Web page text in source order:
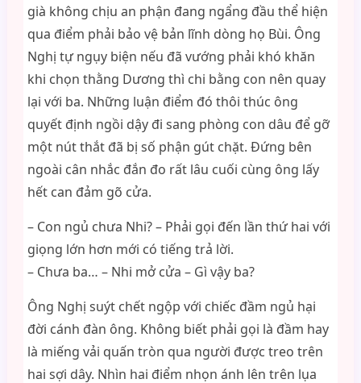
già không chịu an phận đang ngẩng đầu thể hiện
qua điểm phải bảo vệ bản lĩnh dòng họ Bùi. Ông
Nghị tự ngụy biện nếu đã vướng phải khó khăn
khi chọn thằng Dương thì chi bằng con nên quay
lại với ba. Những luận điểm đó thôi thúc ông
quyết định ngồi dậy đi sang phòng con dâu để gỡ
một nút thắt đã bị số phận gút chặt. Đứng bên
ngoài cân nhắc đắn đo rất lâu cuối cùng ông lấy
hết can đảm gõ cửa.
– Con ngủ chưa Nhi? – Phải gọi đến lần thứ hai với
giọng lớn hơn mới có tiếng trả lời.
– Chưa ba… – Nhi mở cửa – Gì vậy ba?
Ông Nghị suýt chết ngộp với chiếc đầm ngủ hại
đời cánh đàn ông. Không biết phải gọi là đầm hay
là miếng vải quấn tròn qua người được treo trên
hai sợi dây. Nhìn hai điểm nhọn ánh lên trên lụa